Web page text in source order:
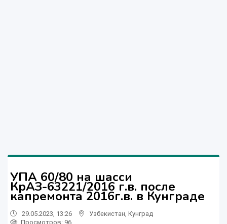
УПА 60/80 на шасси
КрАЗ-63221/2016 г.в. после
капремонта 2016г.в. в Кунграде
29.05.2023, 13:26 Узбекистан Кунград
Просмотров: 96